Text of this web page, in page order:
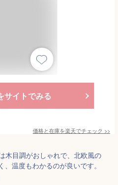
サイトでみる
価格と在庫を楽天でチェック >>
木目調がおしゃれで、北欧風の
温度もわかるのが良いです。